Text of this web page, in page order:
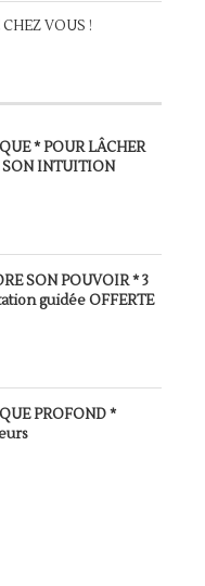
VOUS !
* POUR LÂCHER
SON INTUITION
SON POUVOIR * 3
guidée OFFERTE
PROFOND *